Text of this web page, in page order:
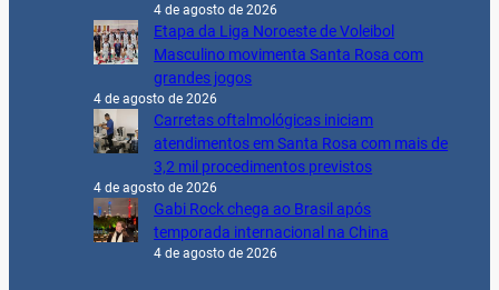
4 de agosto de 2026
Etapa da Liga Noroeste de Voleibol
Masculino movimenta Santa Rosa com
grandes jogos
4 de agosto de 2026
Carretas oftalmológicas iniciam
atendimentos em Santa Rosa com mais de
3,2 mil procedimentos previstos
4 de agosto de 2026
Gabi Rock chega ao Brasil após
temporada internacional na China
4 de agosto de 2026